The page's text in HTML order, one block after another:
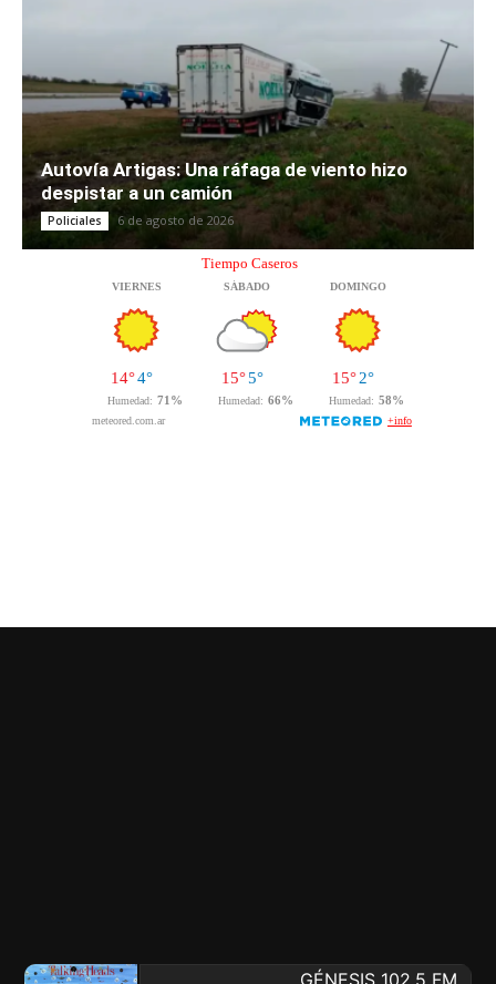
Autovía Artigas: Una ráfaga de viento hizo
despistar a un camión
Policiales 6 de agosto de 2026